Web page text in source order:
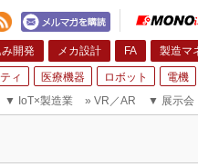
開発 メカ設計 FA 製造マ
ィ 医療機器 ロボット 電機
▼ IoT×製造業 » VR／AR ▼ 展示会